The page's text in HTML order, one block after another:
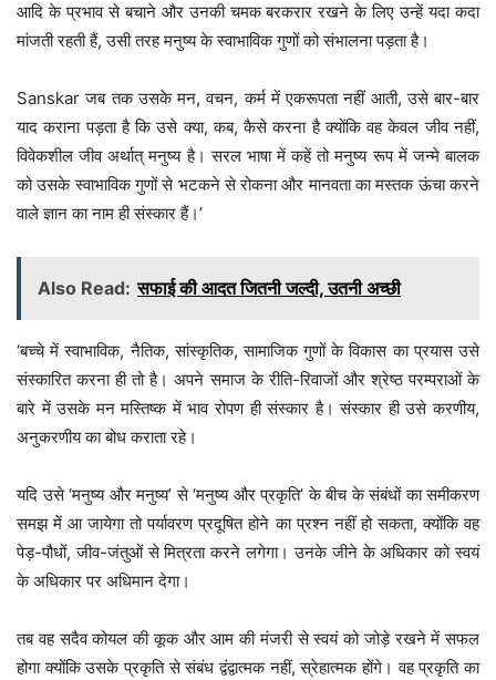
आदि के प्रभाव से बचाने और उनकी चमक बरकरार रखने के लिए उन्हें यदा कदा
मांजती रहती हैं, उसी तरह मनुष्य के स्वाभाविक गुणों को संभालना पड़ता है।
Sanskar जब तक उसके मन, वचन, कर्म में एकरूपता नहीं आती, उसे बार-बार
याद कराना पड़ता है कि उसे क्या, कब, कैसे करना है क्योंकि वह केवल जीव नहीं,
विवेकशील जीव अर्थात् मनुष्य है। सरल भाषा में कहें तो मनुष्य रूप में जन्मे बालक
को उसके स्वाभाविक गुणों से भटकने से रोकना और मानवता का मस्तक ऊंचा करने
वाले ज्ञान का नाम ही संस्कार हैं।’
Also Read: सफाई की आदत जितनी जल्दी, उतनी अच्छी
‘बच्चे में स्वाभाविक, नैतिक, सांस्कृतिक, सामाजिक गुणों के विकास का प्रयास उसे
संस्कारित करना ही तो है। अपने समाज के रीति-रिवाजों और श्रेष्ठ परम्पराओं के
बारे में उसके मन मस्तिष्क में भाव रोपण ही संस्कार है। संस्कार ही उसे करणीय,
अनुकरणीय का बोध कराता रहे।
यदि उसे ‘मनुष्य और मनुष्य’ से ‘मनुष्य और प्रकृति’ के बीच के संबंधों का समीकरण
समझ में आ जायेगा तो पर्यावरण प्रदूषित होने का प्रश्न नहीं हो सकता, क्योंकि वह
पेड़-पौधों, जीव-जंतुओं से मित्रता करने लगेगा। उनके जीने के अधिकार को स्वयं
के अधिकार पर अधिमान देगा।
तब वह सदैव कोयल की कूक और आम की मंजरी से स्वयं को जोड़े रखने में सफल
होगा क्योंकि उसके प्रकृति से संबंध द्वंद्वात्मक नहीं, स्रेहात्मक होंगे। वह प्रकृति का